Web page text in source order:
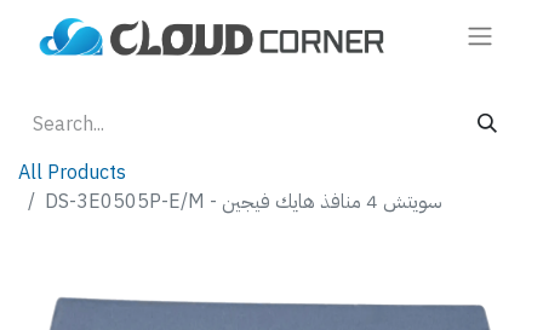
All Products
DS-3E0505P-E/M - سويتش 4 منافذ هايك فيجين